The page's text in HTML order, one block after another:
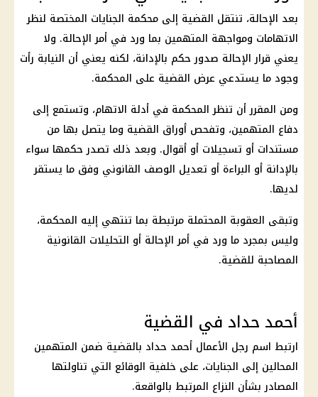
بعد الإحالة، تنتقل القضية إلى محكمة الجنايات المختصة لنظر
الاتهامات ومواجهة المتهمين بما ورد في أمر الإحالة. ولا
يعني قرار الإحالة صدور حكم بالإدانة، لكنه يعني أن النيابة رأت
وجود ما يستدعي عرض القضية على المحكمة.
ومن المقرر أن تنظر المحكمة في أدلة الاتهام، وتستمع إلى
دفاع المتهمين، وتفحص أوراق القضية وما يتصل بها من
مستندات أو تسجيلات أو أقوال. وبعد ذلك تصدر حكمها سواء
بالإدانة أو البراءة أو تعديل الوصف القانوني وفق ما يستقر
لديها.
وتبقى العقوبة المحتملة مرتبطة بما تنتهي إليه المحكمة،
وليس بمجرد ما ورد في أمر الإحالة أو التحليلات القانونية
المصاحبة للقضية.
أحمد حداد في القضية
ارتبط اسم رجل الأعمال أحمد حداد بالقضية ضمن المتهمين
المحالين إلى الجنايات، على خلفية الوقائع التي تناولتها
المصادر بشأن النزاع المرتبط بالواقعة.